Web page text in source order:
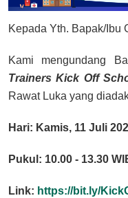
Kepada Yth. Bapak/Ibu
Kami mengundang
Trainers Kick Off
Rawat Luka yang
Hari: Kamis, 11 Juli
Pukul : 10.00 - 13.30
Link: https://bit.ly/